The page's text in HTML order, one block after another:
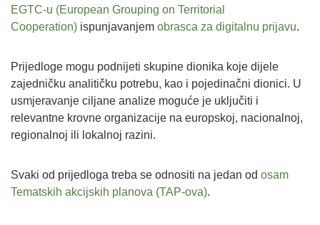
EGTC-u (European Grouping on Territorial
Cooperation) ispunjavanjem obrasca za digitalnu prijavu.
Prijedloge mogu podnijeti skupine dionika koje dijele
zajedničku analitičku potrebu, kao i pojedinačni dionici. U
usmjeravanje ciljane analize moguće je uključiti i
relevantne krovne organizacije na europskoj, nacionalnoj,
regionalnoj ili lokalnoj razini.
Svaki od prijedloga treba se odnositi na jedan od osam
Tematskih akcijskih planova (TAP-ova).